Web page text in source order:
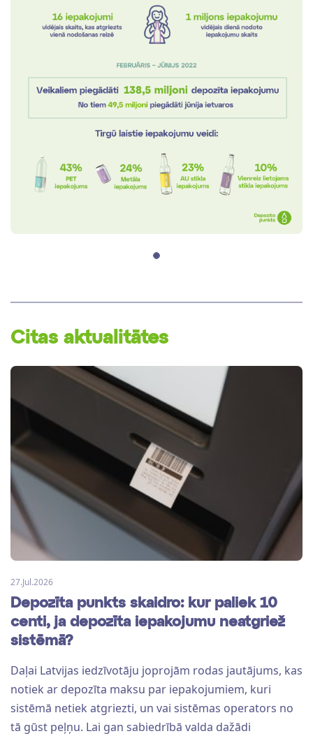
Citas aktualitātes
27.Jul.2026
Depozīta punkts skaidro: kur paliek 10
centi, ja depozīta iepakojumu neatgriež
sistēmā?
Daļai Latvijas iedzīvotāju joprojām rodas jautājums, kas
notiek ar depozīta maksu par iepakojumiem, kuri
sistēmā netiek atgriezti, un vai sistēmas operators no
tā gūst peļņu. Lai gan sabiedrībā valda dažādi